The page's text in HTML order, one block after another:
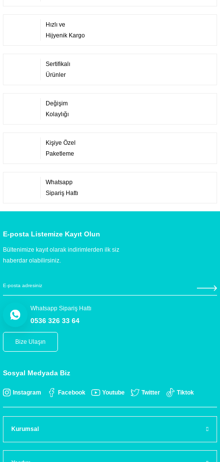
Hızlı ve
Hijyenik Kargo
Sertifikalı
Ürünler
Değişim
Kolaylığı
Kişiye Özel
Paketleme
Whatsapp
Sipariş Hattı
E-posta Listemize Kayıt Olun
Bültenimize kayıt olarak indirimlerden ilk siz
haberdar olabilirsiniz.
Whatsapp Sipariş Hattı
0536 326 33 64
Bize Ulaşın
Sosyal Medyada Biz
Instagram Facebook Youtube Twitter Tiktok
Kurumsal